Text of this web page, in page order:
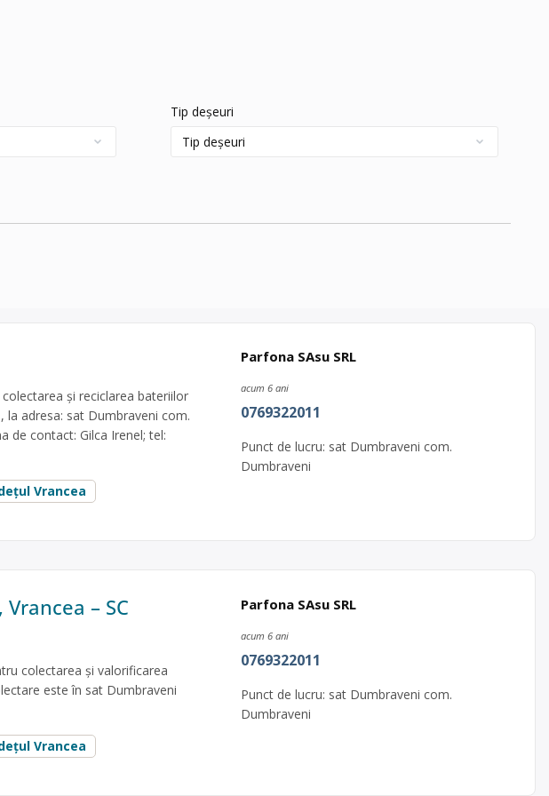
Tip deșeuri
și reciclarea bateriilor
adresa: sat Dumbraveni com.
de contact: Gilca Irenel; tel:
Vrancea
Parfona SAsu SRL
acum 6 ani
0769322011
Punct de lucru: sat Dumbraveni com.
Dumbraveni
– SC
colectarea și valorificarea
este în sat Dumbraveni
Vrancea
Parfona SAsu SRL
acum 6 ani
0769322011
Punct de lucru: sat Dumbraveni com.
Dumbraveni